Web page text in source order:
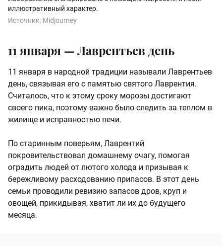
иллюстративный характер.
Источник: Midjourney
11 января — Лаврентьев день
11 января в народной традиции называли Лаврентьев
день, связывая его с памятью святого Лаврентия.
Считалось, что к этому сроку морозы достигают
своего пика, поэтому важно было следить за теплом в
жилище и исправностью печи.
По старинным поверьям, Лаврентий
покровительствовал домашнему очагу, помогая
оградить людей от лютого холода и призывая к
бережливому расходованию припасов. В этот день
семьи проводили ревизию запасов дров, круп и
овощей, прикидывая, хватит ли их до будущего
месяца.